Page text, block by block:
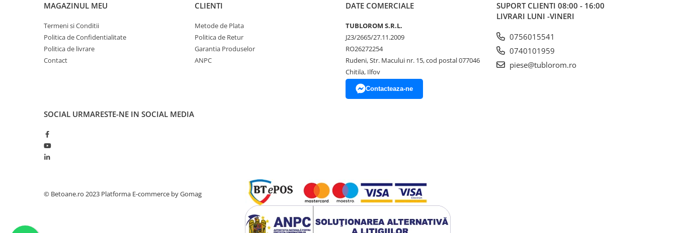
MAGAZINUL MEU
Termeni si Conditii
Politica de Confidentialitate
Politica de livrare
Contact
CLIENTI
Metode de Plata
Politica de Retur
Garantia Produselor
ANPC
DATE COMERCIALE
TUBLOROM S.R.L.
J23/2665/27.11.2009
RO26272254
Rudeni, Str. Macului nr. 15, cod postal 077046
Chitila, Ilfov
Contacteaza-ne
SUPORT CLIENTI 08:00 - 16:00
LIVRARI LUNI -VINERI
0756015541
0740101959
piese@tublorom.ro
SOCIAL URMARESTE-NE IN SOCIAL MEDIA
© Betoane.ro 2023 Platforma E-commerce by Gomag